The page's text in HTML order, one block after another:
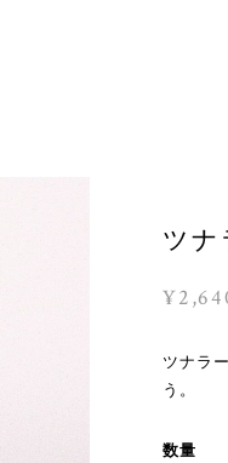
ツナ
ツナラ
う。
数量